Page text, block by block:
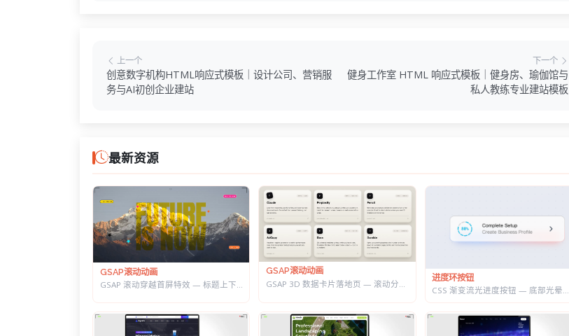
上一个
创意数字机构HTML响应式模板｜设计公司、营销服
务与AI初创企业建站
下一个
健身工作室 HTML 响应式模板｜健身房、瑜伽馆与
私人教练专业建站模板
最新资源
GSAP滚动动画
GSAP 滚动穿越首屏特效 — 标题上下分离，背景图迎面推近的 Y2K 风格
GSAP滚动动画
进度环按钮
CSS 渐变流光进度按钮 — 底部光晕描边，悬停自动涨进度